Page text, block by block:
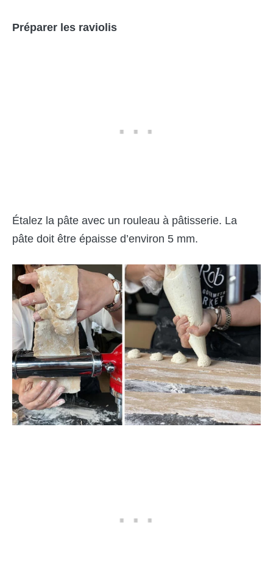
Préparer les raviolis
Étalez la pâte avec un rouleau à pâtisserie. La
pâte doit être épaisse d’environ 5 mm.